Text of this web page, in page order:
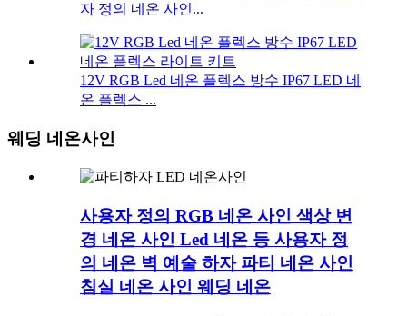
자 정의 네온 사인...
12V RGB Led 네온 플렉스 방수 IP67 LED 네
온 플렉스 ...
웨딩 네온사인
사용자 정의 RGB 네온 사인 색상 변
경 네온 사인 Led 네온 등 사용자 정
의 네온 벽 예술 하자 파티 네온 사인
침실 네온 사인 웨딩 네온